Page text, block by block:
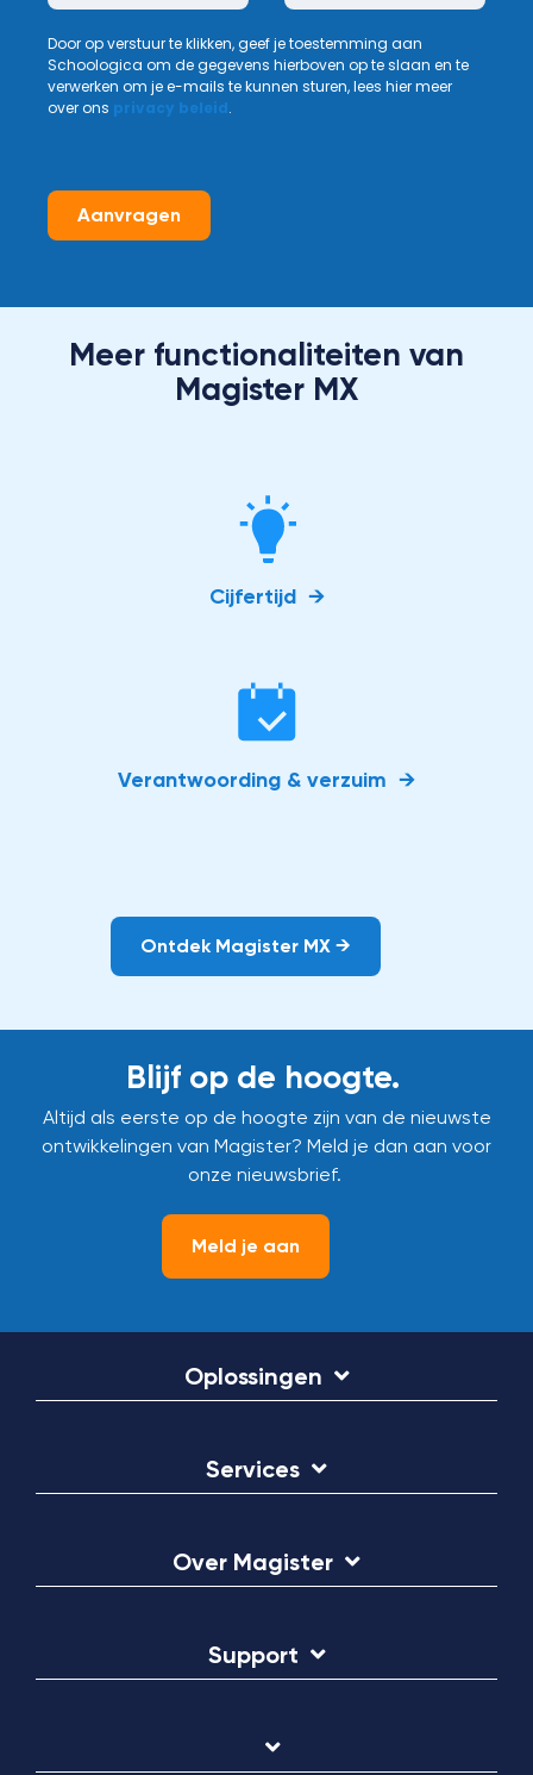
Door op verstuur te klikken, geef je toestemming aan
Schoologica om de gegevens hierboven op te slaan en te
verwerken om je e-mails te kunnen sturen, lees hier meer
over ons privacy beleid.
Aanvragen
Meer functionaliteiten van
Magister MX
Cijfertijd →
Verantwoording & verzuim →
Ontdek Magister MX →
Blijf op de hoogte.
Altijd als eerste op de hoogte zijn van de nieuwste
ontwikkelingen van Magister? Meld je dan aan voor
onze nieuwsbrief.
Meld je aan
Oplossingen
Services
Over Magister
Support